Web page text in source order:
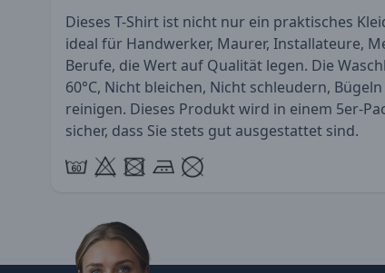
Dieses T-Shirt ist nicht nur ein praktisches
ideal für Handwerker, Maurer, Installateure,
Berufe, die Wert auf Qualität legen. Die
60°C, Nicht bleichen, Nicht schleudern,
reinigen. Dieses Produkt wird in einem 5er-
sicher, dass Sie stets gut ausgestattet sind.